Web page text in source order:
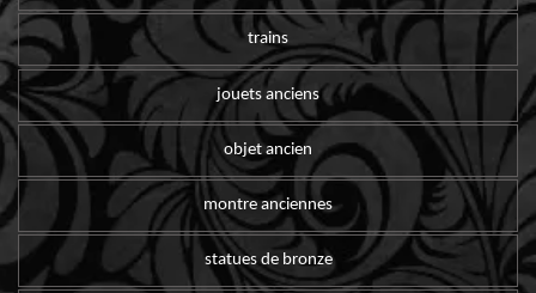
trains
jouets anciens
objet ancien
montre anciennes
statues de bronze